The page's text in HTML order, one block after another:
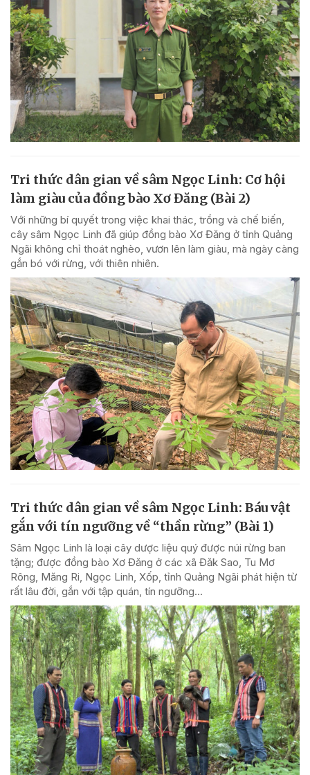
Tri thức dân gian về sâm Ngọc Linh: Cơ hội
làm giàu của đồng bào Xơ Đăng (Bài 2)
Với những bí quyết trong việc khai thác, trồng và chế biến,
cây sâm Ngọc Linh đã giúp đồng bào Xơ Đăng ở tỉnh Quảng
Ngãi không chỉ thoát nghèo, vươn lên làm giàu, mà ngày càng
gắn bó với rừng, với thiên nhiên.
Tri thức dân gian về sâm Ngọc Linh: Báu vật
gắn với tín ngưỡng về “thần rừng” (Bài 1)
Sâm Ngọc Linh là loại cây dược liệu quý được núi rừng ban
tặng; được đồng bào Xơ Đăng ở các xã Đăk Sao, Tu Mơ
Rông, Măng Ri, Ngọc Linh, Xốp, tỉnh Quảng Ngãi phát hiện từ
rất lâu đời, gắn với tập quán, tín ngưỡng...